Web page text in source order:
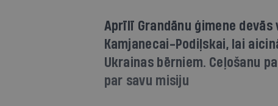
Aprīlī Grandānu ģimene
Kamjanecai-Podiļskai, lai
Ukrainas bērniem. Ceļošanu
par savu misiju